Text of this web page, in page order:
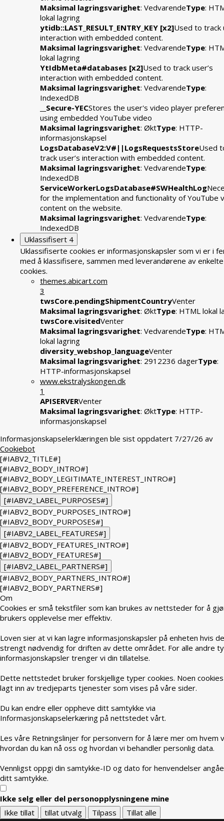
Maksimal lagringsvarighet: VedvarendeType:
lokal lagring
ytidb::LAST_RESULT_ENTRY_KEY [x2]Used to track
interaction with embedded content.
Maksimal lagringsvarighet: VedvarendeType:
lokal lagring
YtIdbMeta#databases [x2]Used to track user’s
interaction with embedded content.
Maksimal lagringsvarighet: VedvarendeType:
IndexedDB
__Secure-YECStores the user's video player
using embedded YouTube video
Maksimal lagringsvarighet: ØktType: HTTP-
informasjonskapsel
LogsDatabaseV2:V#||LogsRequestsStoreUsed
track user’s interaction with embedded content.
Maksimal lagringsvarighet: VedvarendeType:
IndexedDB
ServiceWorkerLogsDatabase#SWHealthLog
for the implementation and functionality of YouTube
content on the website.
Maksimal lagringsvarighet: VedvarendeType:
IndexedDB
Uklassifisert 4
Uklassifiserte cookies er informasjonskapsler som vi er i
med å klassifisere, sammen med leverandørene av enkelte
cookies.
themes.abicart.com
3
twsCore.pendingShipmentCountryVenter
Maksimal lagringsvarighet: ØktType: HTML lokal
twsCore.visitedVenter
Maksimal lagringsvarighet: VedvarendeType:
lokal lagring
diversity_webshop_languageVenter
Maksimal lagringsvarighet: 2912236 dagerType:
HTTP-informasjonskapsel
www.ekstralyskongen.dk
1
APISERVERVenter
Maksimal lagringsvarighet: ØktType: HTTP-
informasjonskapsel
Informasjonskapselerklæringen ble sist oppdatert 7/27/26 av
Cookiebot
[#IABV2_TITLE#]
[#IABV2_BODY_INTRO#]
[#IABV2_BODY_LEGITIMATE_INTEREST_INTRO#]
[#IABV2_BODY_PREFERENCE_INTRO#]
[#IABV2_LABEL_PURPOSES#]
[#IABV2_BODY_PURPOSES_INTRO#]
[#IABV2_BODY_PURPOSES#]
[#IABV2_LABEL_FEATURES#]
[#IABV2_BODY_FEATURES_INTRO#]
[#IABV2_BODY_FEATURES#]
[#IABV2_LABEL_PARTNERS#]
[#IABV2_BODY_PARTNERS_INTRO#]
[#IABV2_BODY_PARTNERS#]
Om
Cookies er små tekstfiler som kan brukes av nettsteder for å
brukers opplevelse mer effektiv.
Loven sier at vi kan lagre informasjonskapsler på enheten hvis
strengt nødvendig for driften av dette området. For alle andre
informasjonskapsler trenger vi din tillatelse.
Dette nettstedet bruker forskjellige typer cookies. Noen
lagt inn av tredjeparts tjenester som vises på våre sider.
Du kan endre eller oppheve ditt samtykke via
Informasjonskapselerkæring på nettstedet vårt.
Les våre Retningslinjer for personvern for å lære mer om hvem
hvordan du kan nå oss og hvordan vi behandler personlig data.
Vennligst oppgi din samtykke-ID og dato for henvendelser
ditt samtykke.
Ikke selg eller del personopplysningene mine
Ikke tillat
tillat utvalg Tilpass Tillat alle